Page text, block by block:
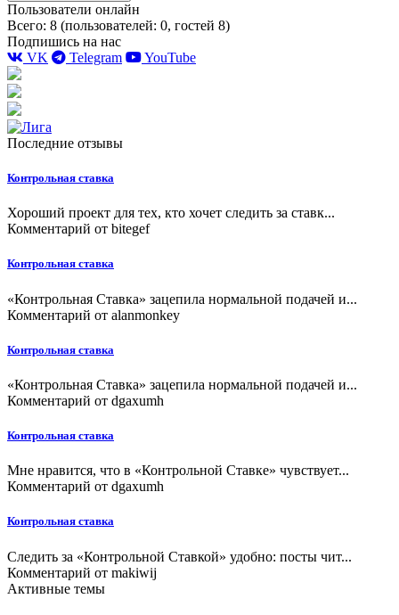
Пользователи онлайн
Всего: 8 (пользователей: 0, гостей 8)
Подпишись на нас
VK
Telegram YouTube
Последние отзывы
Контрольная ставка
Хороший проект для тех, кто хочет следить за ставк...
Комментарий от bitegef
Контрольная ставка
«Контрольная Ставка» зацепила нормальной подачей и...
Комментарий от alanmonkey
Контрольная ставка
«Контрольная Ставка» зацепила нормальной подачей и...
Комментарий от dgaxumh
Контрольная ставка
Мне нравится, что в «Контрольной Ставке» чувствует...
Комментарий от dgaxumh
Контрольная ставка
Следить за «Контрольной Ставкой» удобно: посты чит...
Комментарий от makiwij
Активные темы